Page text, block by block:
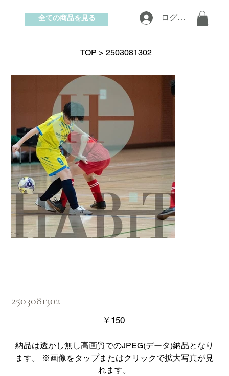
お問い合わせ
ログイン
全ての商品を見る
TOP > 2503081302
2503081302
価
格
￥150
納品は透かし無し高画質でのJPEG(データ)納品となり
ます。 ※画像をタップまたはクリックで拡大写真が見
れます。